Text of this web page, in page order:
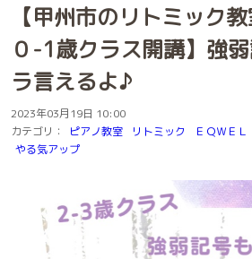
【甲州市のリトミック
０-1歳クラス開講】強
ラ言えるよ♪
2023年03月19日 10:00
カテゴリ：
ピアノ教室 リトミック ＥＱＷＥＬ
やる気アップ